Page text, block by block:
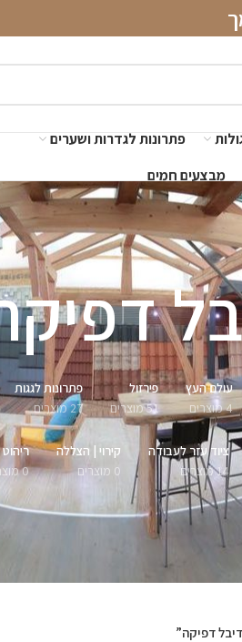
פתרונות לגדרות ושערים
מבצעים חמים
עולם העץ
4 מוצרים
פירזול
51 מוצרים
פתרונות לגגות
27 מוצרים
ציוד עזר לעבודה
14 מוצרים
קירוי | הצללה
0 מוצרים
0 מוצרים